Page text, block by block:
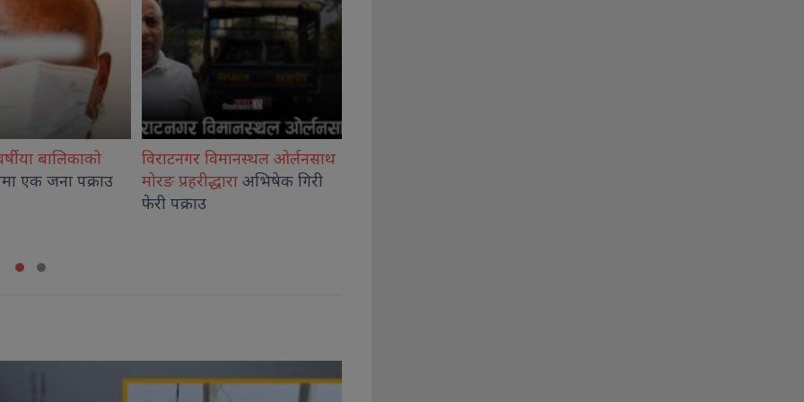
ओर्लनसाथ
अभिषेक गिरी
विश्वविद्यालय अनुदान आयोगका
अध्यक्ष केसी र सचिव श्रेष्ठले लिए
शपथ